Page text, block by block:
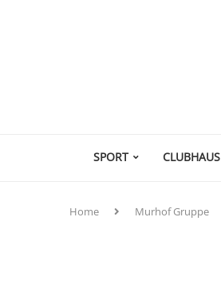
SPORT CLUBHAUS
Home Murhof Gruppe